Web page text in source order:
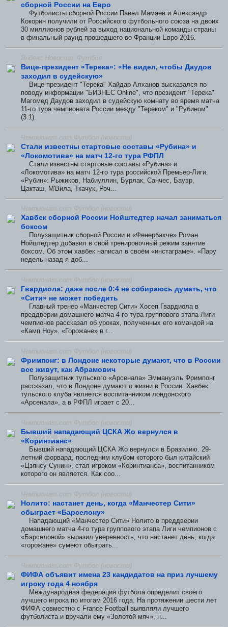
сборной России на Евро
Футболисты сборной России Павел Мамаев и Александр
Кокорин получили от Российского футбольного союза на двоих
30 миллионов рублей за выход национальной команды страны
в финальный раунд прошедшего во Франции Евро-2016.
Яндекс.Новости: Футбол
Вице-президент «Терека»: «Не видел, чтобы Даудов
заходил в судейскую»
Вице-президент "Терека" Хайдар Алханов высказался по
поводу информации "БИЗНЕС Online", что президент "Терека"
Магомед Даудов заходил в судейскую комнату во время матча
11-го тура чемпионата России между "Тереком" и "Рубином"
(3:1).
Чемпионат.com Футбол (новости)
Стали известны стартовые составы «Рубина» и
«Локомотива» на матч 12-го тура РФПЛ
Стали известны стартовые составы «Рубина» и
«Локомотива» на матч 12-го тура российской Премьер-Лиги.
«Рубин»: Рыжиков, Набиуллин, Бурлак, Санчес, Бауэр,
Цакташ, М'Вила, Ткачук, Роч...
Чемпионат.com Футбол (новости)
Хавбек сборной России Нойштедтер начал заниматься
боксом
Полузащитник сборной России и «Фенербахче» Роман
Нойштедтер добавил в свой тренировочный режим занятие
боксом. Об этом хавбек написал в своём «инстаграме». «Пару
недель назад я доб...
Чемпионат.com Футбол (новости)
Гвардиола: даже после 0:4 не собираюсь думать, что
«Сити» не может победить
Главный тренер «Манчестер Сити» Хосеп Гвардиола в
преддверии домашнего матча 4-го тура группового этапа Лиги
чемпионов рассказал об уроках, полученных его командой на
«Камп Ноу». «Горожане» в г...
Чемпионат.com Футбол (новости)
Фримпонг: в Лондоне некоторые думают, что в России
все живут, как Абрамович
Полузащитник тульского «Арсенала» Эммануэль Фримпонг
рассказал, что в Лондоне думают о жизни в России. Хавбек
тульского клуба является воспитанником лондонского
«Арсенала», а в РФПЛ играет с 20...
Чемпионат.com Футбол (новости)
Бывший нападающий ЦСКА Жо вернулся в
«Коринтианс»
Бывший нападающий ЦСКА Жо вернулся в Бразилию. 29-
летний форвард, последним клубом которого был китайский
«Цзянсу Сунин», стал игроком «Коринтианса», воспитанником
которого он является. Как соо...
Чемпионат.com Футбол (новости)
Нолито: настанет день, когда «Манчестер Сити»
обыграет «Барселону»
Нападающий «Манчестер Сити» Нолито в преддверии
домашнего матча 4-го тура группового этапа Лиги чемпионов с
«Барселоной» выразил уверенность, что настанет день, когда
«горожане» сумеют обыграть...
Чемпионат.com Футбол (новости)
ФИФА объявит имена 23 кандидатов на приз лучшему
игроку года 4 ноября
Международная федерация футбола определит своего
лучшего игрока по итогам 2016 года. На протяжении шести лет
ФИФА совместно с France Football выявляли лучшего
футболиста и вручали ему «Золотой мяч», н...